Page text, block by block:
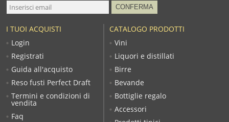
CATALOGO PRODOTTI
Vini
Liquori e distillati
Birre
Bevande
Bottiglie regalo
Accessori
I TUOI ACQUISTI
Login
Registrati
Guida all'acquisto
Reso fusti Perfect Draft
Termini e condizioni di
vendita
Faq